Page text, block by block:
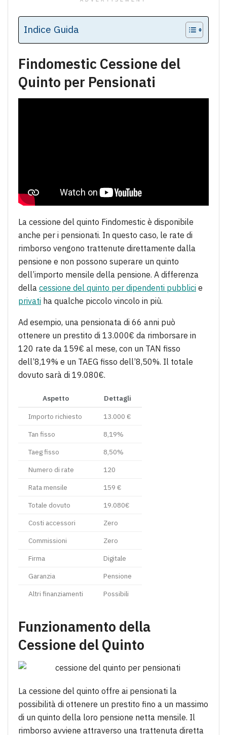
Indice Guida
Findomestic Cessione del
Quinto per Pensionati
La cessione del quinto Findomestic è disponibile
anche per i pensionati. In questo caso, le rate di
rimborso vengono trattenute direttamente dalla
pensione e non possono superare un quinto
dell’importo mensile della pensione. A differenza
della cessione del quinto per dipendenti pubblici e
privati ha qualche piccolo vincolo in più.
Ad esempio, una pensionata di 66 anni può
ottenere un prestito di 13.000€ da rimborsare in
120 rate da 159€ al mese, con un TAN fisso
dell’8,19% e un TAEG fisso dell’8,50%. Il totale
dovuto sarà di 19.080€.
Aspetto
Dettagli
Importo richiesto
13.000 €
Tan fisso
8,19%
Taeg fisso
8,50%
Numero di rate
120
Rata mensile
159 €
Totale dovuto
19.080€
Costi accessori
Zero
Commissioni
Zero
Firma
Digitale
Garanzia
Pensione
Altri finanziamenti
Possibili
Funzionamento della
Cessione del Quinto
La cessione del quinto offre ai pensionati la
possibilità di ottenere un prestito fino a un massimo
di un quinto della loro pensione netta mensile. Il
rimborso avviene attraverso una trattenuta diretta